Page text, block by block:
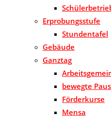
Erprobungsstufe
Stundentafel
Gebäude
Ganztag
bewegte
Förderkurse
Mensa